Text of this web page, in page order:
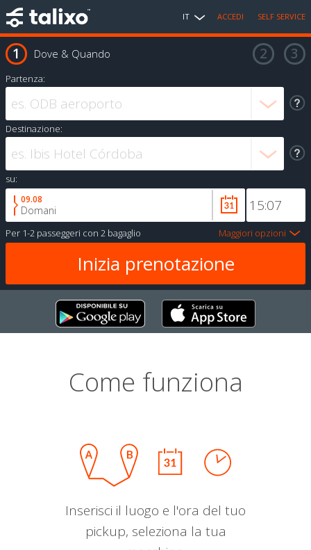
IT ACCEDI SELF SERVICE
Dove & Quando
Partenza:
Destinazione:
su:
09.08
Domani
Per 1-2 passeggeri con 2 bagaglio Maggiori opzioni
Come funziona
Inserisci il luogo e l'ora del tuo
pickup, seleziona la tua